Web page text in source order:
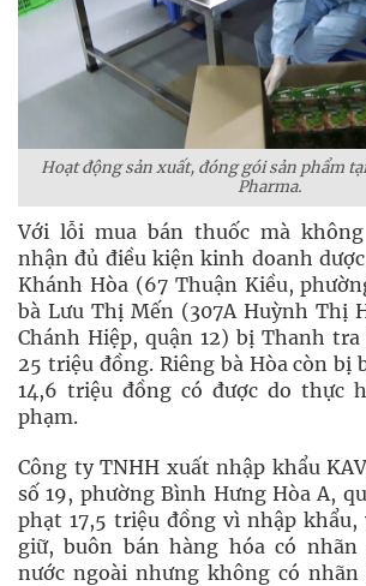
Hoạt động sản xuất, đóng gói sản phẩm
Pharma.
Với lỗi mua bán thuốc mà
nhận đủ điều kiện kinh doanh
Khánh Hòa (67 Thuận Kiều,
bà Lưu Thị Mến (307A Huỳnh Thị
Chánh Hiệp, quận 12) bị Thanh
25 triệu đồng. Riêng bà Hòa còn bị
14,6 triệu đồng có được do thực
phạm.
Công ty TNHH xuất nhập khẩu
số 19, phường Bình Hưng Hòa A,
phạt 17,5 triệu đồng vì nhập khẩu,
giữ, buôn bán hàng hóa có nhãn
nước ngoài nhưng không có